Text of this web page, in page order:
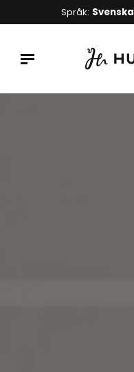
Språk: Svenska